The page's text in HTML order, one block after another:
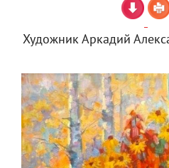
Художник Аркадий